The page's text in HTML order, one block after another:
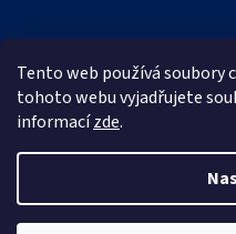
Tento web používá soubory
tohoto webu vyjadřujete
informacízde.
Facebook